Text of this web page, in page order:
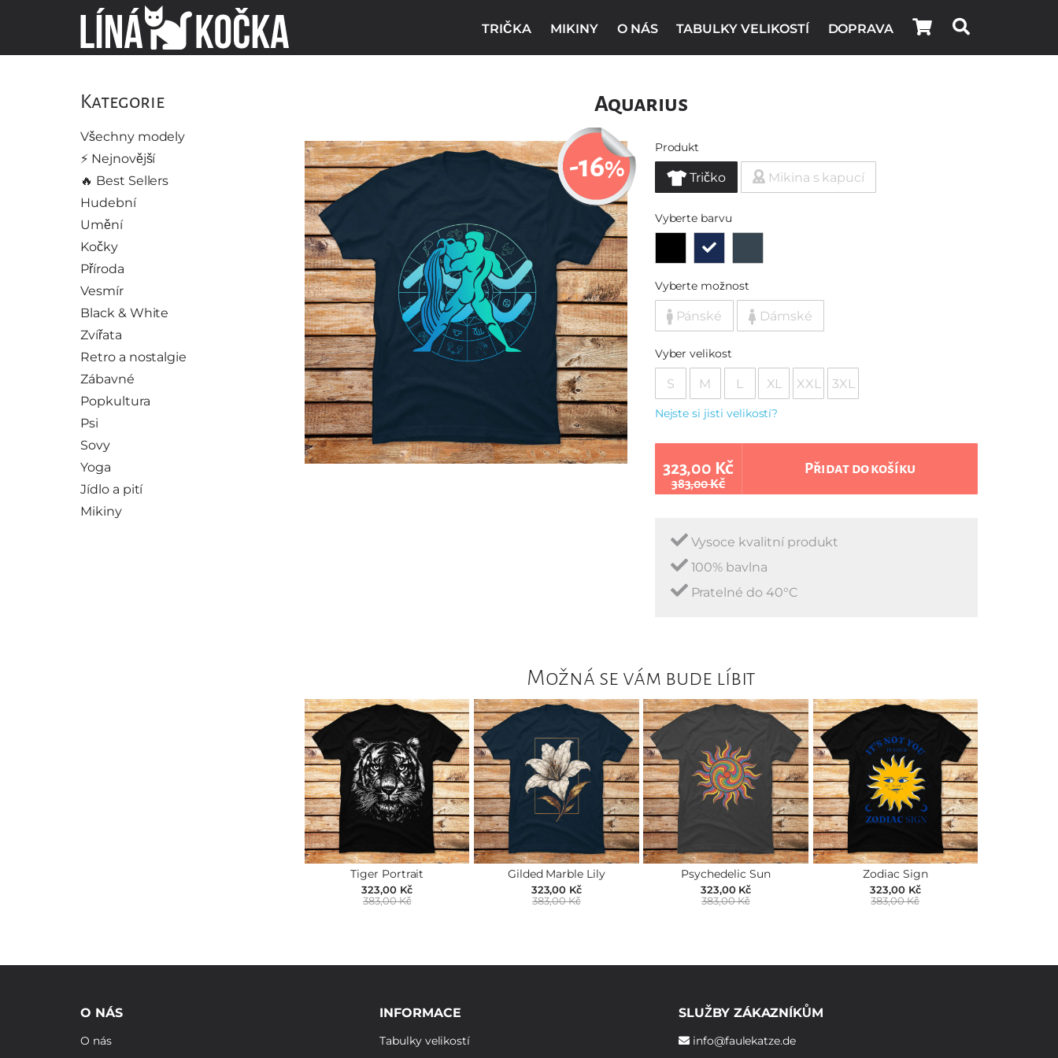
TRIČKA MIKINY O NÁS TABULKY VELIKOSTÍ DOPRAVA
Kategorie
Všechny modely
⚡️ Nejnovější
🔥 Best Sellers
Hudební
Umění
Kočky
Příroda
Vesmír
Black & White
Zvířata
Retro a nostalgie
Zábavné
Popkultura
Psi
Sovy
Yoga
Jídlo a pití
Mikiny
Aquarius
-16%
Produkt
Tričko Mikina s kapucí
Vyberte barvu
Vyberte možnost
Pánské Dámské
Vyber velikost
S M L XL XXL 3XL
Nejste si jisti velikostí?
323,00 Kč
383,00 Kč
Přidat do košíku
Vysoce kvalitní produkt
100% bavlna
Pratelné do 40°C
Možná se vám bude líbit
Tiger Portrait
323,00 Kč
383,00 Kč
Gilded Marble Lily
323,00 Kč
383,00 Kč
Psychedelic Sun
323,00 Kč
383,00 Kč
Zodiac Sign
323,00 Kč
383,00 Kč
O NÁS
O nás
INFORMACE
Tabulky velikostí
SLUŽBY ZÁKAZNÍKŮM
info@faulekatze.de